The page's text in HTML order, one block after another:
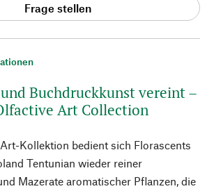
Buchdruckkunst vereint –
Art Collection
Kollektion bedient sich Florascents
Tentunian wieder reiner
Mazerate aromatischer Pflanzen, die
Frage stellen